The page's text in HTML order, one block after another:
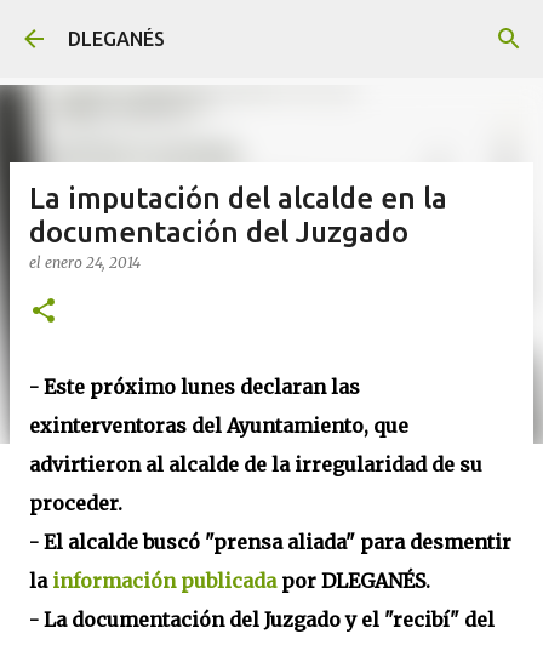
DLEGANÉS
La imputación del alcalde en la
documentación del Juzgado
el enero 24, 2014
- Este próximo lunes declaran las
exinterventoras del Ayuntamiento, que
advirtieron al alcalde de la irregularidad de su
proceder.
- El alcalde buscó "prensa aliada" para desmentir
la información publicadapor DLEGANÉS.
- La documentación del Juzgado y el "recibí" del